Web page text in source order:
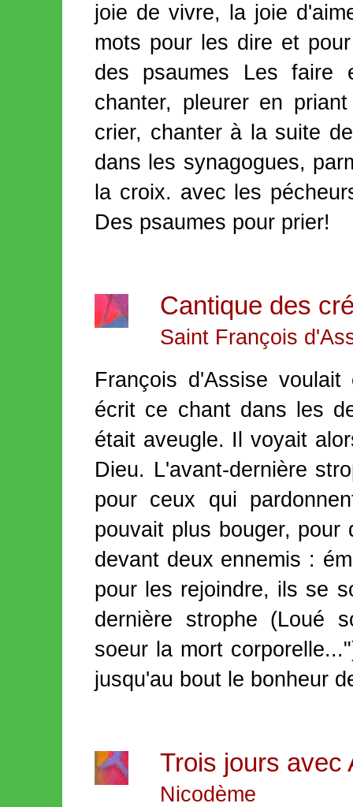
joie de vivre, la joie
mots pour les dire et
des psaumes Les faire
chanter, pleurer en
crier, chanter à la suite
dans les synagogues,
la croix. avec les
Des psaumes pour prier!
Cantique des
Saint François
François d'Assise
écrit ce chant dans les
était aveugle. Il voyait
Dieu. L'avant-dernière
pour ceux qui
pouvait plus bouger,
devant deux ennemis :
pour les rejoindre, ils se
dernière strophe (Loué
soeur la mort
jusqu'au bout le bonheur
Trois jours avec
Nicodème